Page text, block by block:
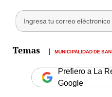
MUNICIPALIDAD DE
Prefiero a La
Google